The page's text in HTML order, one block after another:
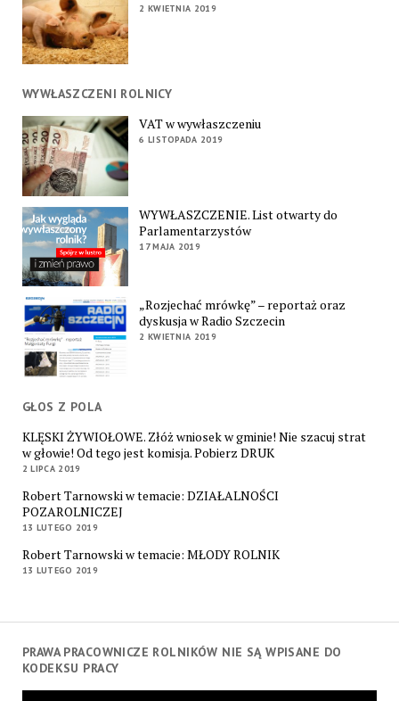
2 KWIETNIA 2019
WYWŁASZCZENI ROLNICY
VAT w wywłaszczeniu
6 LISTOPADA 2019
WYWŁASZCZENIE. List otwarty do
Parlamentarzystów
17 MAJA 2019
„Rozjechać mrówkę” – reportaż oraz
dyskusja w Radio Szczecin
2 KWIETNIA 2019
GŁOS Z POLA
KLĘSKI ŻYWIOŁOWE. Złóż wniosek w gminie! Nie szacuj strat
w głowie! Od tego jest komisja. Pobierz DRUK
2 LIPCA 2019
Robert Tarnowski w temacie: DZIAŁALNOŚCI
POZAROLNICZEJ
13 LUTEGO 2019
Robert Tarnowski w temacie: MŁODY ROLNIK
13 LUTEGO 2019
PRAWA PRACOWNICZE ROLNIKÓW NIE SĄ WPISANE DO
KODEKSU PRACY